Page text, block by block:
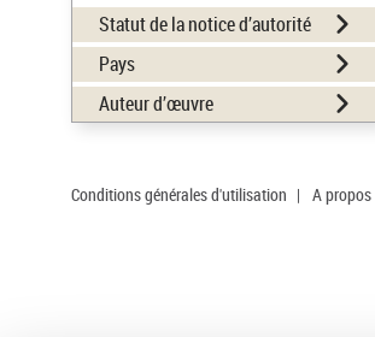
Statut de la notice d’autorité
Pays
Auteur d’œuvre
Conditions générales d'utilisation | A propos